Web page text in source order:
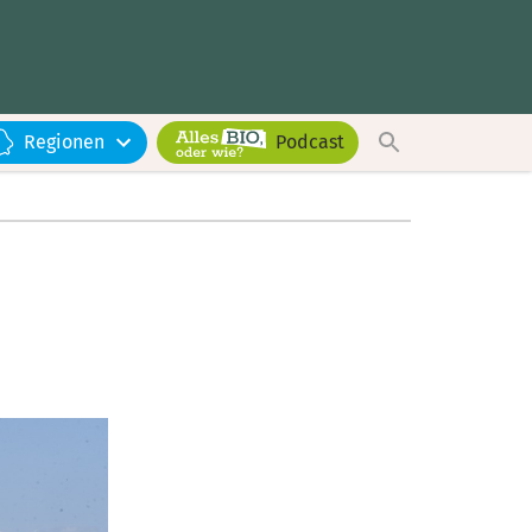
Regionen Podcast